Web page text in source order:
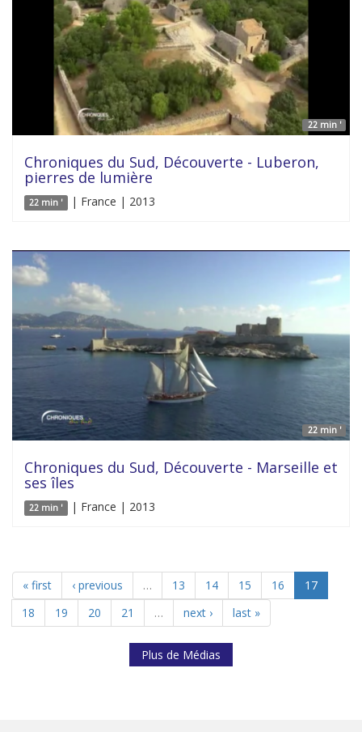
22 min '
Chroniques du Sud, Découverte - Luberon,
pierres de lumière
22 min ' | France | 2013
22 min '
Chroniques du Sud, Découverte - Marseille et
ses îles
22 min ' | France | 2013
« first ‹ previous … 13 14 15 16
17
18
19 20 21 … next › last »
Plus de Médias